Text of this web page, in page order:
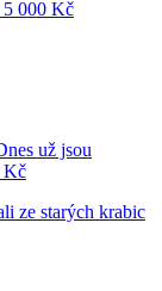
5 000 Kč
už jsou
Kč
ze starých krabic